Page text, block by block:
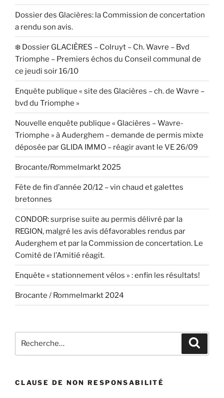
Dossier des Glacières: la Commission de concertation
a rendu son avis.
❄️ Dossier GLACIÈRES – Colruyt – Ch. Wavre – Bvd
Triomphe – Premiers échos du Conseil communal de
ce jeudi soir 16/10
Enquête publique « site des Glacières – ch. de Wavre –
bvd du Triomphe »
Nouvelle enquête publique « Glacières – Wavre-
Triomphe » à Auderghem – demande de permis mixte
déposée par GLIDA IMMO – réagir avant le VE 26/09
Brocante/Rommelmarkt 2025
Fête de fin d’année 20/12 – vin chaud et galettes
bretonnes
CONDOR: surprise suite au permis délivré par la
REGION, malgré les avis défavorables rendus par
Auderghem et par la Commission de concertation. Le
Comité de l’Amitié réagit.
Enquête « stationnement vélos » : enfin les résultats!
Brocante / Rommelmarkt 2024
pour
CLAUSE DE NON RESPONSABILITÉ